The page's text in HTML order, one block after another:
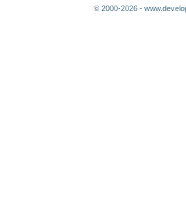
© 2000-2026 -